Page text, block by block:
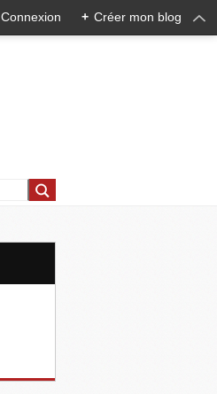
Connexion + Créer mon blog